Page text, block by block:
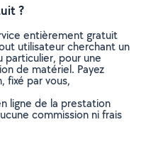
?
entièrement gratuit
utilisateur cherchant un
particulier, pour une
de matériel. Payez
fixé par vous,
ligne de la prestation
commission ni frais